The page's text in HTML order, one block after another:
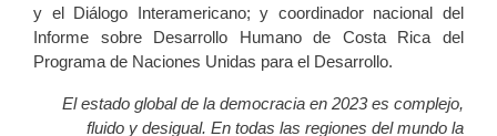
y el Diálogo Interamericano; y coordinador nacional del
Informe sobre Desarrollo Humano de Costa Rica del
Programa de Naciones Unidas para el Desarrollo.
El estado global de la democracia en 2023 es complejo,
fluido y desigual. En todas las regiones del mundo la